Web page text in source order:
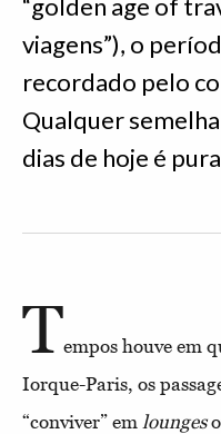
“golden age of
viagens”), o
recordado pelo
Qualquer
dias de hoje é
Tempos houve em
Iorque-Paris, os
“conviver” em lounges